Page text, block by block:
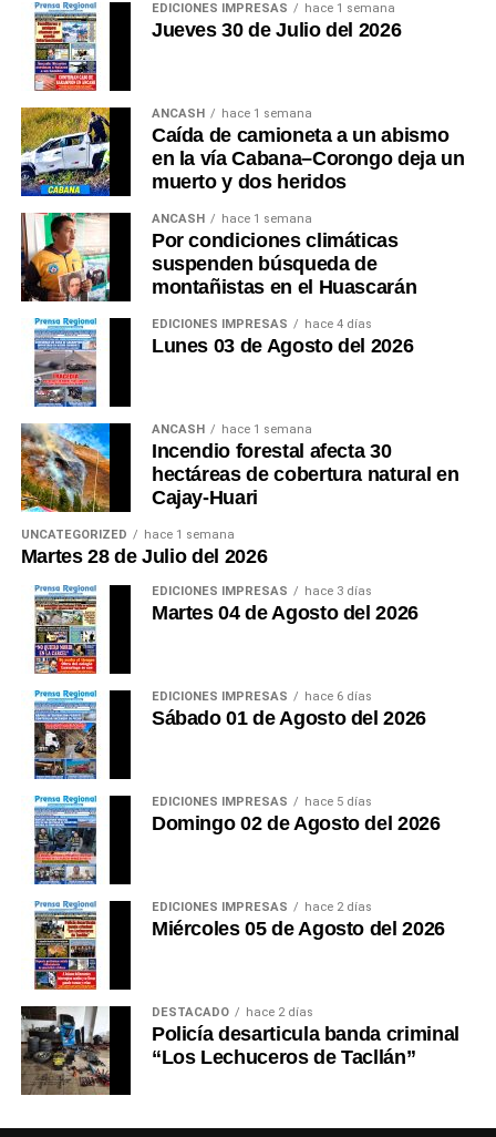
EDICIONES IMPRESAS hace 1 semana
Jueves 30 de Julio del 2026
ANCASH hace 1 semana
Caída de camioneta a un abismo
en la vía Cabana–Corongo deja un
muerto y dos heridos
ANCASH hace 1 semana
Por condiciones climáticas
suspenden búsqueda de
montañistas en el Huascarán
EDICIONES IMPRESAS hace 4 días
Lunes 03 de Agosto del 2026
ANCASH hace 1 semana
Incendio forestal afecta 30
hectáreas de cobertura natural en
Cajay-Huari
UNCATEGORIZED hace 1 semana
Martes 28 de Julio del 2026
EDICIONES IMPRESAS hace 3 días
Martes 04 de Agosto del 2026
EDICIONES IMPRESAS hace 6 días
Sábado 01 de Agosto del 2026
EDICIONES IMPRESAS hace 5 días
Domingo 02 de Agosto del 2026
EDICIONES IMPRESAS hace 2 días
Miércoles 05 de Agosto del 2026
DESTACADO hace 2 días
Policía desarticula banda criminal
“Los Lechuceros de Tacllán”